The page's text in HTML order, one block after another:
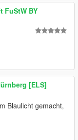
FuStW BY
[ELS]
Blaulicht gemacht,